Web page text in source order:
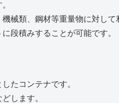
械類、鋼材等重量物に対して
段積みすることが可能です。
たコンテナです。
します。